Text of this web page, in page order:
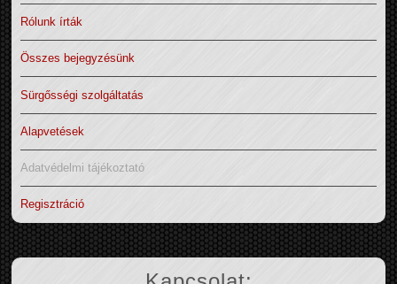
Rólunk írták
Összes bejegyzésünk
Sürgősségi szolgáltatás
Alapvetések
Adatvédelmi tájékoztató
Regisztráció